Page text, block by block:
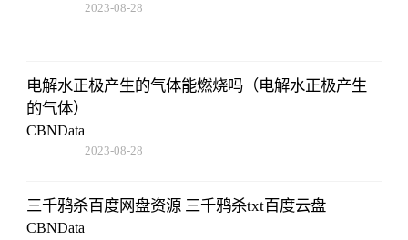
2023-08-28
电解水正极产生的气体能燃烧吗（电解水正极产生
的气体）
CBNData
2023-08-28
三千鸦杀百度网盘资源 三千鸦杀txt百度云盘
CBNData